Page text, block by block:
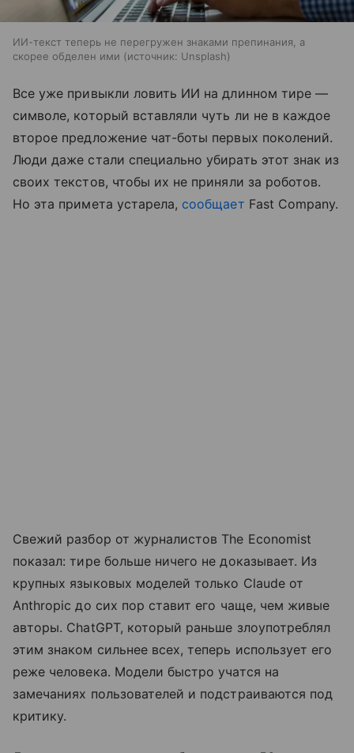
ИИ-текст теперь не перегружен знаками препинания, а
скорее обделен ими
источник: Unsplash
Все уже привыкли ловить ИИ на длинном тире —
символе, который вставляли чуть ли не в каждое
второе предложение чат-боты первых поколений.
Люди даже стали специально убирать этот знак из
своих текстов, чтобы их не приняли за роботов.
Но эта примета устарела, сообщает Fast Company.
Свежий разбор от журналистов The Economist
показал: тире больше ничего не доказывает. Из
крупных языковых моделей только Claude от
Anthropic до сих пор ставит его чаще, чем живые
авторы. ChatGPT, который раньше злоупотреблял
этим знаком сильнее всех, теперь использует его
реже человека. Модели быстро учатся на
замечаниях пользователей и подстраиваются под
критику.